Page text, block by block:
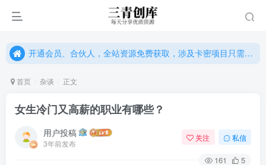
开通会员、合伙人，全站资源免费获取，涉及卡密项目只需单独购卡密（位置：网站右下悬浮按钮）
开通会员、合伙人，全站资源免费获取，涉及卡密项目只需单独购卡密（位置：网站右下悬浮按钮）
首页 杂谈 正文
女生冷门又高薪的职业有哪些？
用户投稿
3年前发布
关注 私信
161 5